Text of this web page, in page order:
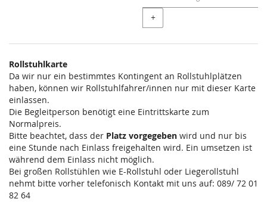
+
Rollstuhlkarte
Da wir nur ein bestimmtes Kontingent an Rollstuhlplätzen
haben, können wir Rollstuhlfahrer/innen nur mit dieser Karte
einlassen.
Die Begleitperson benötigt eine Eintrittskarte zum
Normalpreis.
Bitte beachtet, dass der Platz vorgegeben wird und nur bis
eine Stunde nach Einlass freigehalten wird. Ein umsetzen ist
während dem Einlass nicht möglich.
Bei großen Rollstühlen wie E-Rollstuhl oder Liegerollstuhl
nehmt bitte vorher telefonisch Kontakt mit uns auf: 089/ 72 01
82 64